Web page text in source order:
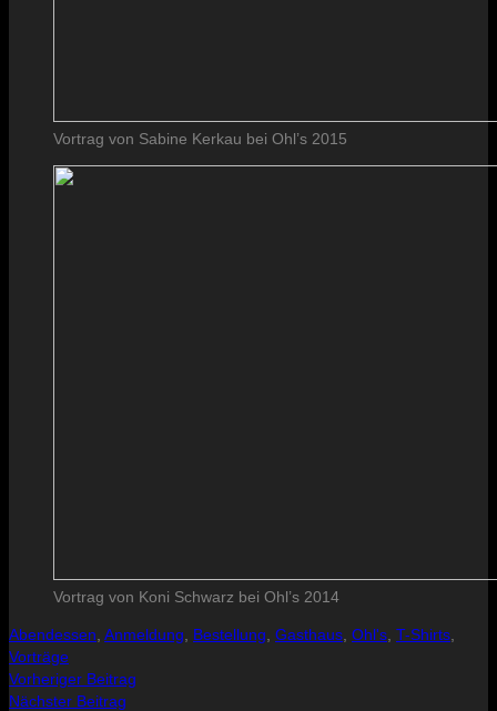
Vortrag von Sabine Kerkau bei Ohl’s 2015
Vortrag von Koni Schwarz bei Ohl’s 2014
Abendessen Anmeldung Bestellung Gasthaus Ohl's T-Shirts
Vorträge
Vorheriger Beitrag
Nächster Beitrag